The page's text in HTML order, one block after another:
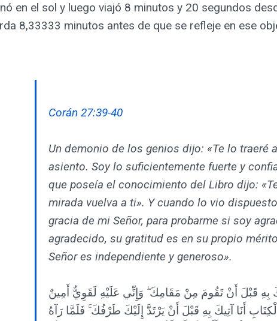
en el sol y luego viajó 8 minutos y 20 segundos
8,33333 minutos antes de que se refleje en ese
Corán 27:39-40
Un demonio de los genios dijo: «Te lo traeré
asiento. Soy lo suficientemente fuerte y
que poseía el conocimiento del Libro dijo:
mirada vuelva a ti». Y cuando lo vio
gracia de mi Señor, para probarme si soy
agradecido, su gratitud es en su propio
Señor es independiente y generoso».
أَنَا آتِيكَ بِهِ قَبْلَ أَنْ يَرْتَدَّ إِلَيْكَ طَرْفُكَ ۚ فَلَمَّا رَآهُ